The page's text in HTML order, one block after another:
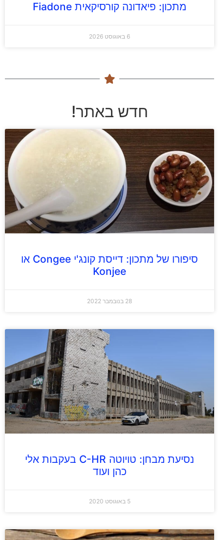
מתכון: פיאדונה קורסיקאית Fiadone
6 באוגוסט 2026
חדש באתר!
סיפורו של מתכון: דייסת קונג'י Congee או
Konjee
28 בנובמבר 2022
נסיעת מבחן: טויוטה C-HR בעקבות אלי
כהן ועוד
5 באוגוסט 2020